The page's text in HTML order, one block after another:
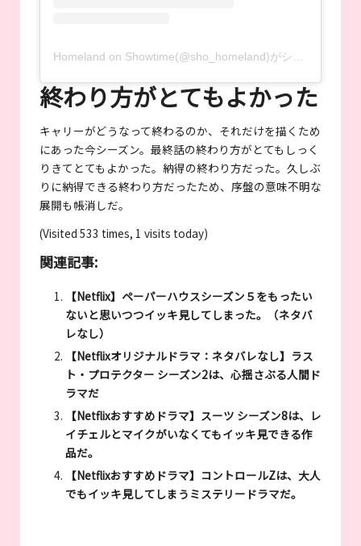
終わり方がとてもよかった
キャリーがどうなって終わるのか、それだけを描くため
にあった今シーズン。最終話の終わり方がとてもしっく
りきてとてもよかった。納得の終わり方だった。久しぶ
りに納得できる終わり方だったため、序盤の意味不明な
展開も帳消しだ。
(Visited 533 times, 1 visits today)
関連記事:
【Netflix】ペーパーハウスシーズン５をもったい
ないと思いつつイッキ見してしまった。（ネタバ
レなし）
【Netflixオリジナルドラマ：ネタバレなし】ラス
ト・プロテクター シーズン2は、心揺さぶる人間ド
ラマだ
【Netflixおすすめドラマ】スーツ シーズン8は、レ
イチェルとマイクがいなくてもイッキ見できる作
品だ。
【Netflixおすすめドラマ】コントロールZは、大人
でもイッキ見してしまうミステリードラマだ。